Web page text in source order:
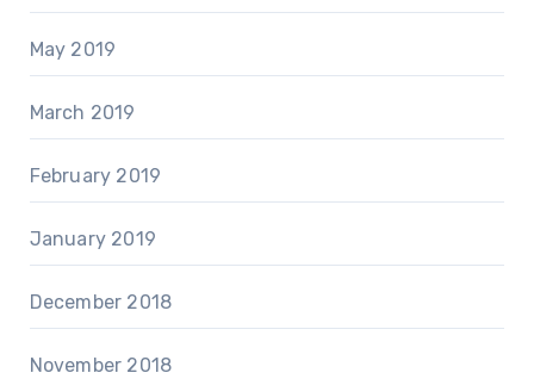
May 2019
March 2019
February 2019
January 2019
December 2018
November 2018